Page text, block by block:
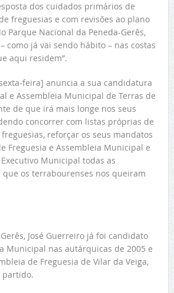
dos cuidados primários de
freguesias e com revisões ao plano
Parque Nacional da Peneda-Gerês,
como já vai sendo hábito – nas costas
aqui residem”.
feira] anuncia a sua candidatura
e Assembleia Municipal de Terras de
de que irá mais longe nos seus
concorrer com listas próprias de
reforçar os seus mandatos
Freguesia e Assembleia Municipal e
Municipal todas as
os terrabourenses nos queiram
José Guerreiro já foi candidato
Municipal nas autárquicas de 2005 e
de Freguesia de Vilar da Veiga,
partido.